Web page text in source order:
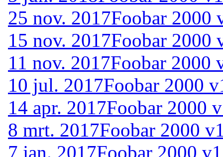
25 nov. 2017Foobar 2000
15 nov. 2017Foobar 2000
11 nov. 2017Foobar 2000
10 jul. 2017Foobar 2000
14 apr. 2017Foobar 2000
8 mrt. 2017Foobar 2000
7 jan. 2017Foobar 2000